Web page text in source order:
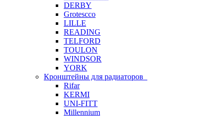
DERBY
Grotescco
LILLE
READING
TELFORD
TOULON
WINDSOR
YORK
Кронштейны для радиаторов
Rifar
KERMI
UNI-FITT
Millennium